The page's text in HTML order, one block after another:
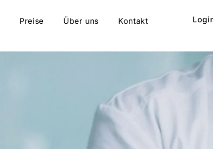
Preise Über uns Kontakt